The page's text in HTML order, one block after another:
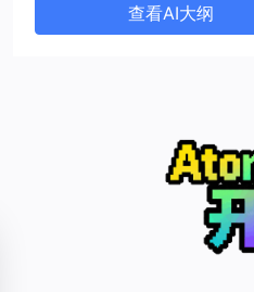
查看AI大纲